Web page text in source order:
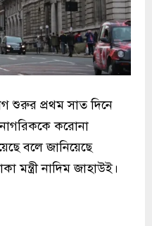
শুরুর প্রথম সাত দিনে
নাগরিককে করোনা
বলে জানিয়েছে
মন্ত্রী নাদিম জাহাউই।